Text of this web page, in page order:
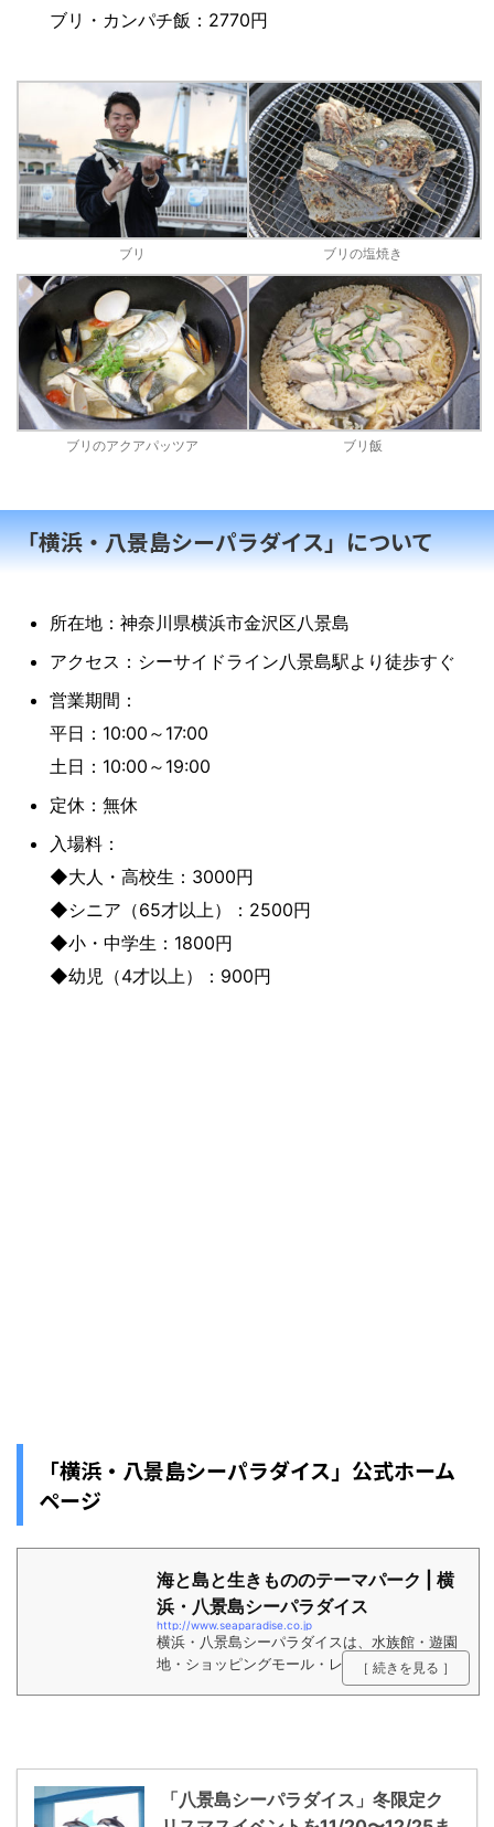
ブリ・カンパチ飯：2770円
ブリ ブリの塩焼き
ブリのアクアパッツア ブリ飯
「横浜・八景島シーパラダイス」について
所在地：神奈川県横浜市金沢区八景島
アクセス：シーサイドライン八景島駅より徒歩すぐ
営業期間：
平日：10:00～17:00
土日：10:00～19:00
定休：無休
入場料：
◆大人・高校生：3000円
◆シニア（65才以上）：2500円
◆小・中学生：1800円
◆幼児（4才以上）：900円
「横浜・八景島シーパラダイス」公式ホーム
ページ
海と島と生きもののテーマパーク | 横
浜・八景島シーパラダイス
http://www.seaparadise.co.jp
横浜・八景島シーパラダイスは、水族館・遊園
地・ショッピングモール・レストラン・ホテ
ル・マリーナ等を含む複合型海洋レジャー施設
［ 続きを見る ］
「八景島シーパラダイス」冬限定ク